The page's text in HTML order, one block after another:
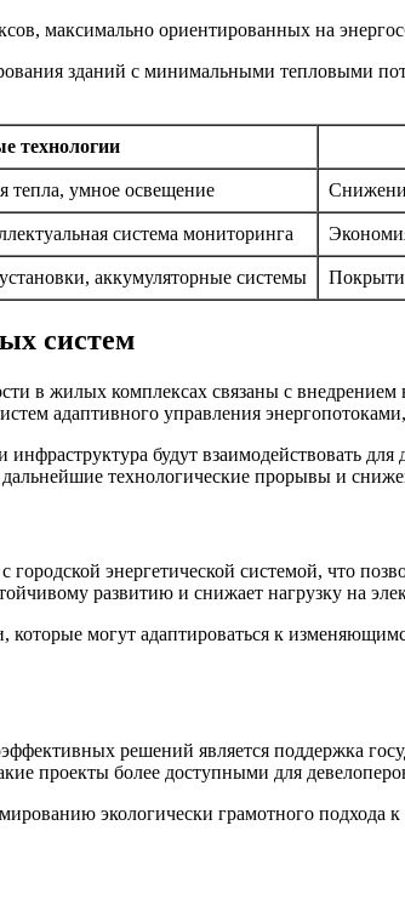
максимально ориентированных на
зданий с минимальными тепловыми
технологии
тепла, умное освещение
система мониторинга
аккумуляторные системы
систем
в жилых комплексах связаны с
адаптивного управления
будут взаимодействовать
дальнейшие технологические прорывы и
энергетической системой, что
развитию и снижает нагрузку на
которые могут адаптироваться к
решений является поддержка
проекты более доступными для
экологически грамотного